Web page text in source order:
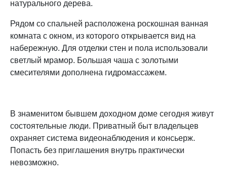
натурального дерева.
Рядом со спальней расположена роскошная ванная
комната с окном, из которого открывается вид на
набережную. Для отделки стен и пола использовали
светлый мрамор. Большая чаша с золотыми
смесителями дополнена гидромассажем.
В знаменитом бывшем доходном доме сегодня живут
состоятельные люди. Приватный быт владельцев
охраняет система видеонаблюдения и консьерж.
Попасть без приглашения внутрь практически
невозможно.